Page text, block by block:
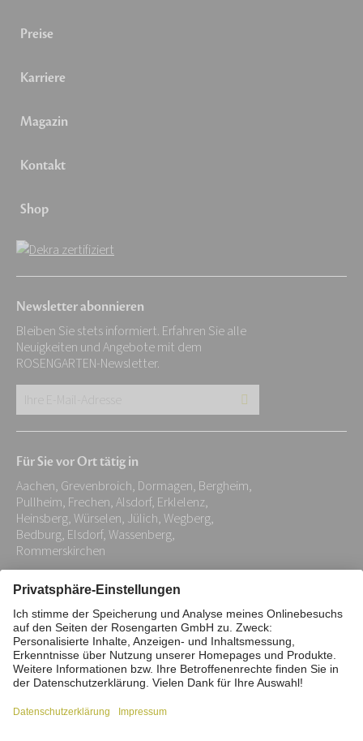
Preise
Karriere
Magazin
Kontakt
Shop
Newsletter abonnieren
Bleiben Sie stets informiert. Erfahren Sie alle
Neuigkeiten und Angebote mit dem
ROSENGARTEN-Newsletter.
E-
Adresse:
*
Für Sie vor Ort tätig in
Aachen, Grevenbroich, Dormagen, Bergheim,
Pullheim, Frechen, Alsdorf, Erklelenz,
Heinsberg, Würselen, Jülich, Wegberg,
Bedburg, Elsdorf, Wassenberg,
Rommerskirchen
Impressum Datenschutz
Stiftung
Interne Meldestelle
Zahlungsmittel
Barrierefreiheitserklärung
Vertrag widerrufen